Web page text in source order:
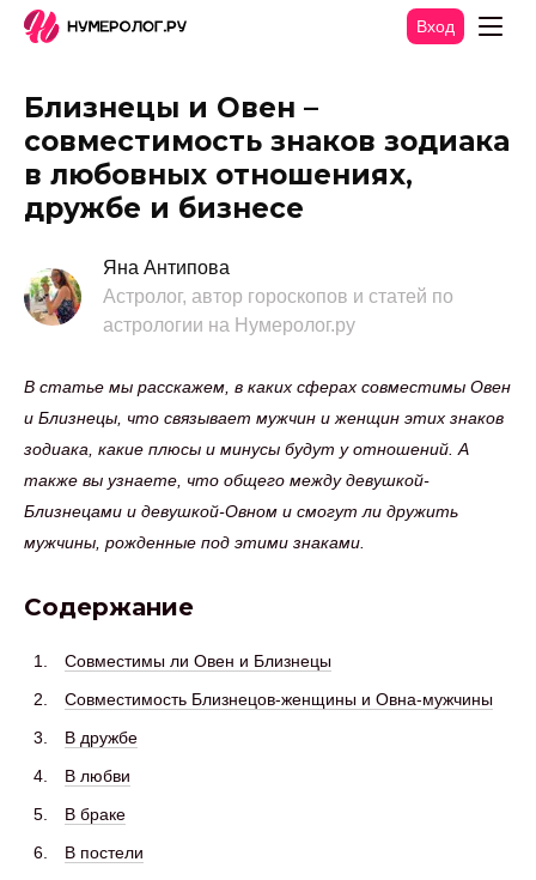
Вход
Близнецы и Овен –
совместимость знаков зодиака
в любовных отношениях,
дружбе и бизнесе
Яна Антипова
Астролог, автор гороскопов и статей по
астрологии на Нумеролог.ру
В статье мы расскажем, в каких сферах совместимы Овен
и Близнецы, что связывает мужчин и женщин этих знаков
зодиака, какие плюсы и минусы будут у отношений. А
также вы узнаете, что общего между девушкой-
Близнецами и девушкой-Овном и смогут ли дружить
мужчины, рожденные под этими знаками.
Содержание
Совместимы ли Овен и Близнецы
Совместимость Близнецов-женщины и Овна-мужчины
В дружбе
В любви
В браке
В постели